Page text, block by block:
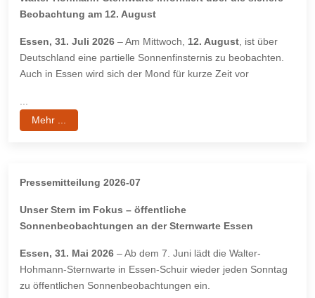
Beobachtung am 12. August
Essen, 31. Juli 2026 – Am Mittwoch, 12. August, ist über
Deutschland eine partielle Sonnenfinsternis zu beobachten.
Auch in Essen wird sich der Mond für kurze Zeit vor
...
Mehr ...
Pressemitteilung 2026-07
Unser Stern im Fokus – öffentliche
Sonnenbeobachtungen an der Sternwarte Essen
Essen, 31. Mai 2026 – Ab dem 7. Juni lädt die Walter-
Hohmann-Sternwarte in Essen-Schuir wieder jeden Sonntag
zu öffentlichen Sonnenbeobachtungen ein.